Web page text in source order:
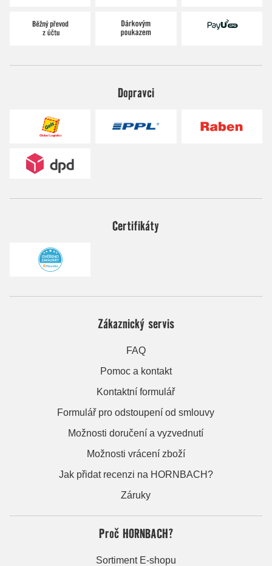
Dopravci
Certifikáty
Zákaznický servis
FAQ
Pomoc a kontakt
Kontaktní formulář
Formulář pro odstoupení od smlouvy
Možnosti doručení a vyzvednutí
Možnosti vrácení zboží
Jak přidat recenzi na HORNBACH?
Záruky
Proč HORNBACH?
Sortiment E-shopu